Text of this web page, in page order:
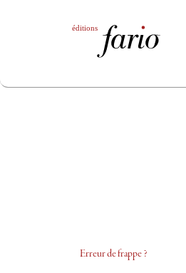
Erreur de frappe ?